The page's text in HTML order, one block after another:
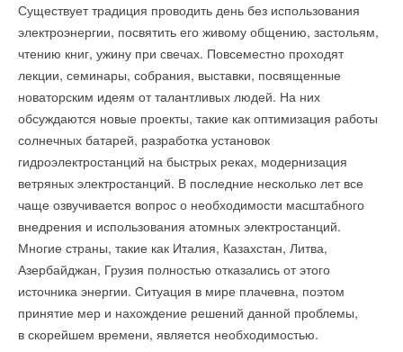
Существует традиция проводить день без использования
электроэнергии, посвятить его живому общению, застольям,
чтению книг, ужину при свечах. Повсеместно проходят
лекции, семинары, собрания, выставки, посвященные
новаторским идеям от талантливых людей. На них
обсуждаются новые проекты, такие как оптимизация работы
солнечных батарей, разработка установок
гидроэлектростанций на быстрых реках, модернизация
ветряных электростанций. В последние несколько лет все
чаще озвучивается вопрос о необходимости масштабного
внедрения и использования атомных электростанций.
Многие страны, такие как Италия, Казахстан, Литва,
Азербайджан, Грузия полностью отказались от этого
источника энергии. Ситуация в мире плачевна, поэтом
принятие мер и нахождение решений данной проблемы,
в скорейшем времени, является необходимостью.
в Мосжилинспекции. « Потребителям и исполнителям
коммунальных услуг следует учитывать, что при
судебных разбирательствах в делах об исправности
индивидуальных приборов учета, суды примут
во внимание, соответствовала ли поверка счетчика
национальному стандарту», — отметили в ведомстве.
услуги — рассказываем как.
Светодиодные лампы
Искусственный свет делает дом безопаснее и уютнее,
особенно в дождливые осенние и холодные зимние вечера.
При этом люстры и лампы забирают около 3
электроэнергии в квартире. Чтобы снизить ее расход,
замените классические лампы накаливания светодиодными
Во-первых, они потребляют на 80% меньше электроэнергии.
Во-вторых, более долговечны — светодиод прослужит
несколько лет.
Кроме того, очень важно максимально использовать дневной
свет. Например, мытье окон повышает светопропускание